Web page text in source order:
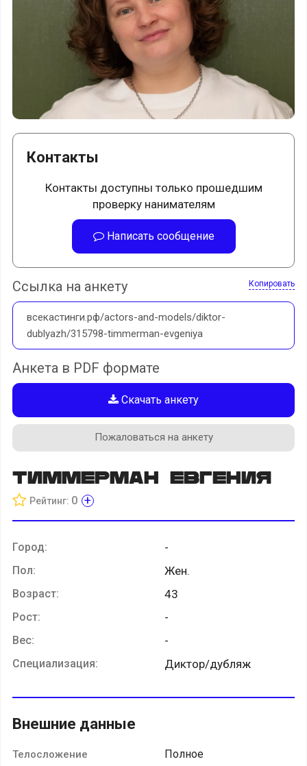
Контакты
Контакты доступны только прошедшим
проверку нанимателям
Написать сообщение
Ссылка на анкету Копировать
всекастинги.рф/actors-and-models/diktor-
dublyazh/315798-timmerman-evgeniya
Анкета в PDF формате
Скачать анкету
Пожаловаться на анкету
Тиммерман Евгения
Рейтинг: 0 +
Город: -
Пол: Жен.
Возраст: 43
Рост: -
Вес: -
Специализация: Диктор/дубляж
Внешние данные
Телосложение Полное